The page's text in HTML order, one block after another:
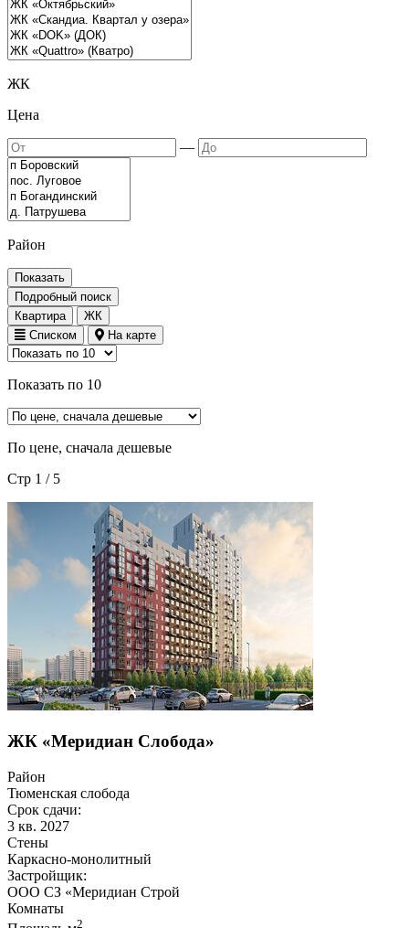
ЖК
Цена
—
Район
Показать
Подробный поиск
Квартира
ЖК
Списком
На карте
Показать по 10
По цене, сначала дешевые
Стр 1 / 5
ЖК «Меридиан Слобода»
Район
Тюменская слобода
Срок сдачи:
3 кв. 2027
Стены
Каркасно-монолитный
Застройщик:
ООО СЗ «Меридиан Строй
Комнаты
2